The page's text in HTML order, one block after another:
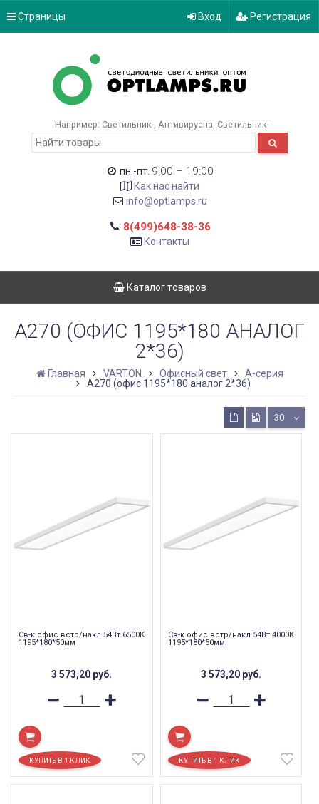
Страницы Вход Регистрация
Например: Светильник- Антивирусна Светильник-
пн.-пт. 9:00 – 19:00
Как нас найти
info@optlamps.ru
8(499)648-38-36
Контакты
Каталог товаров
А270 (ОФИС 1195*180 АНАЛОГ
2*36)
Главная VARTON Офисный свет
A-серия
А270 (офис 1195*180 аналог 2*36)
30
Св-к офис встр/накл 54Вт 6500К
1195*180*50мм
3 573,20 руб.
Св-к офис встр/накл 54Вт 4000К
1195*180*50мм
3 573,20 руб.